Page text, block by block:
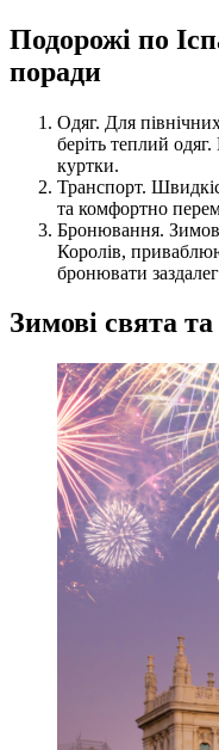
Подорожі по
поради
Одяг. Для
беріть теплий
куртки.
Транспорт.
та комфортно
Бронювання.
Королів,
бронювати
Зимові свята